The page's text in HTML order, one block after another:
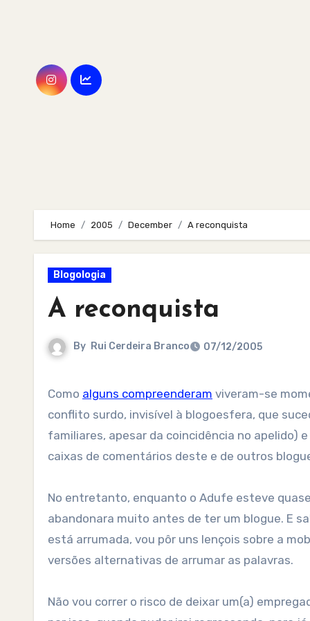
Home 2005 December A reconquista
Blogologia
A reconquista
By Rui Cerdeira Branco 07/12/2005
Como alguns compreenderam viveram-se
conflito surdo, invisível à blogoesfera, que
familiares, apesar da coincidência no apelido)
caixas de comentários deste e de outros
No entretanto, enquanto o Adufe esteve
abandonara muito antes de ter um blogue. E
está arrumada, vou pôr uns lençois sobre a
versões alternativas de arrumar as palavras.
Não vou correr o risco de deixar um(a)